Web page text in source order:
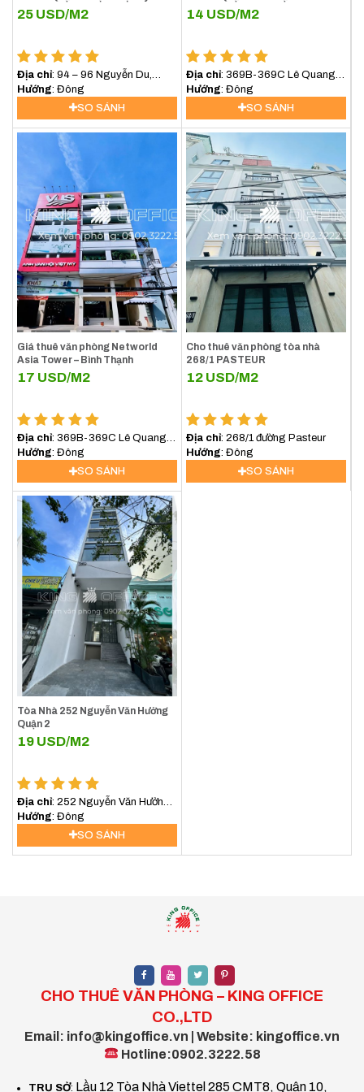
Tưởng Cho Doanh Nghiệp Tại
Trung Tâm TP.HCM
25 USD/M2
Địa chỉ: 94 – 96 Nguyễn Du,
Phường Sài Gòn (Phường Bến
Nghé, Quận 1)
Hướng : Đông
SO SÁNH
14 USD/M2
Địa chỉ: 369B-369C Lê Quang
Định, Phường Bình Lợi Trung,
(Bình Thạnh) TP.HCM
Hướng : Đông
SO SÁNH
Giá thuê văn phòng Networld
Asia Tower – Bình Thạnh
17 USD/M2
Địa chỉ: 369B-369C Lê Quang
Định, Phường Bình lợi
Trung,TP.HCM
Hướng : Đông
SO SÁNH
Cho thuê văn phòng tòa nhà
268/1 PASTEUR
12 USD/M2
Địa chỉ: 268/1 đường Pasteur
Hướng : Đông
SO SÁNH
Tòa Nhà 252 Nguyễn Văn Hưởng
Quận 2
19 USD/M2
Địa chỉ: 252 Nguyễn Văn Hưởng,
An Khánh, Hồ Chí Minh, Việt Nam
Hướng : Đông
SO SÁNH
CHO THUÊ VĂN PHÒNG – KING OFFICE
CO.,LTD
Email: info@kingoffice.vn | Website: kingoffice.vn
Hotline:0902.3222.58
TRỤ SỞ: Lầu 12 Tòa Nhà Viettel 285 CMT8, Quận 10,